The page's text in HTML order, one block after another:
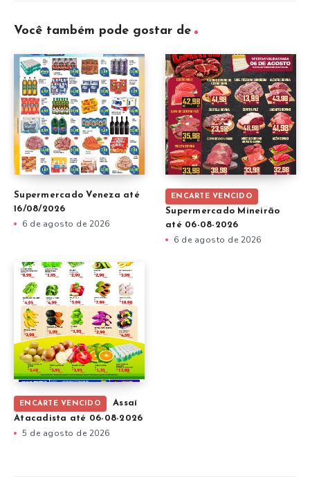
Você também pode gostar de
Supermercado Veneza até
16/08/2026
6 de agosto de 2026
ENCARTE VENCIDO
Supermercado Mineirão
até 06-08-2026
6 de agosto de 2026
ENCARTE VENCIDO
Assaí
Atacadista até 06-08-2026
5 de agosto de 2026